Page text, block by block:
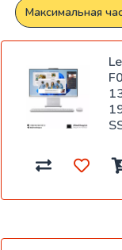
Максимальная